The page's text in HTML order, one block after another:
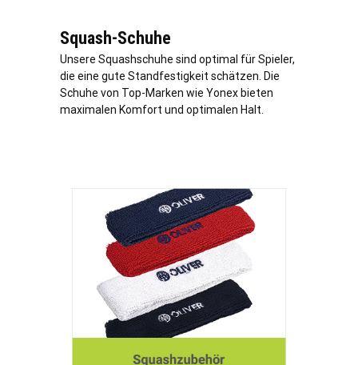
Squash-Schuhe
Unsere Squashschuhe sind optimal für Spieler,
die eine gute Standfestigkeit schätzen. Die
Schuhe von Top-Marken wie Yonex bieten
maximalen Komfort und optimalen Halt.